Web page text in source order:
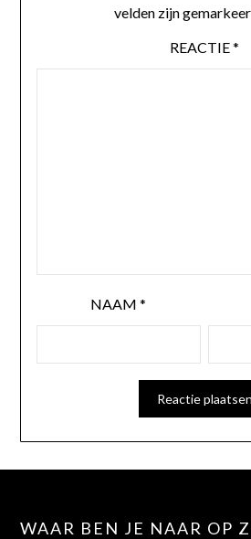
velden zijn
REACTIE*
NAAM*
WAAR BEN JE NAAR OP